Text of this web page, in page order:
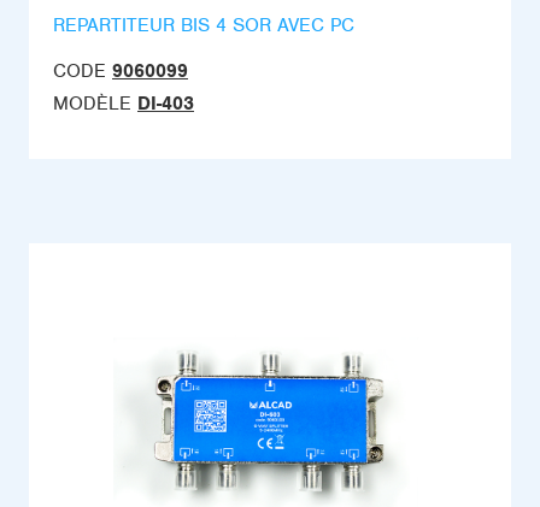
REPARTITEUR BIS 4 SOR AVEC PC
CODE 9060099
MODÈLE DI-403